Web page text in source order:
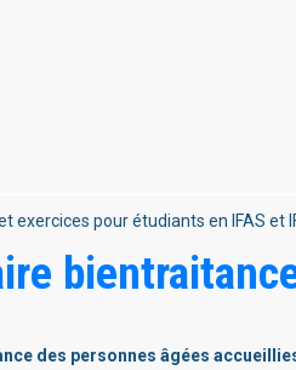
exercices pour étudiants en IFAS et
des personnes âgées